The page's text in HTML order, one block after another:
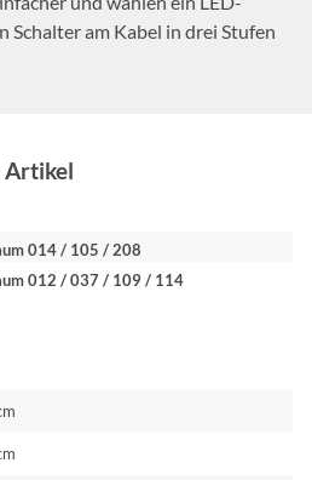
Schalter am Kabel in drei Stufen
Artikel
014 / 105 / 208
012 / 037 / 109 / 114